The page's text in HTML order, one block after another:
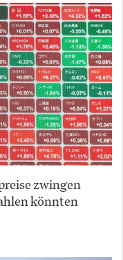
zwingen
könnten